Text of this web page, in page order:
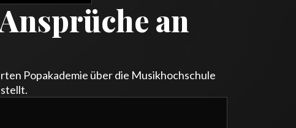
an
Popakademie über die Musikhochschule